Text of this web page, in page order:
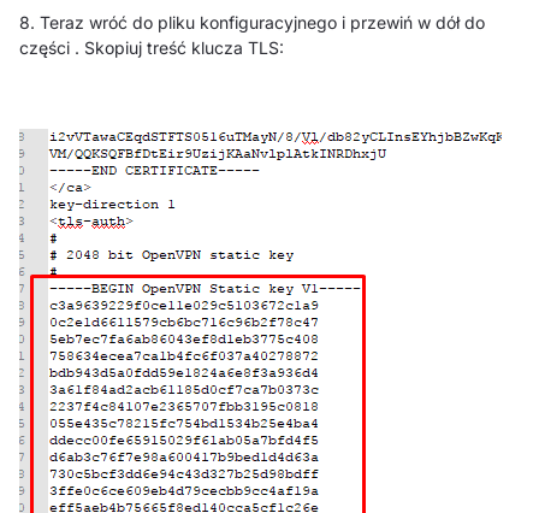
8. Teraz wróć do pliku konfiguracyjnego i przewiń w dół do
części . Skopiuj treść klucza TLS: